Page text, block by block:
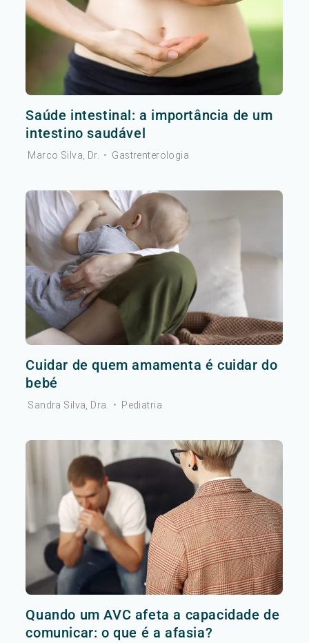
Saúde intestinal: a importância de um
intestino saudável
Marco Silva, Dr. • Gastrenterologia
Cuidar de quem amamenta é cuidar do
bebé
Sandra Silva, Dra. • Pediatria
Quando um AVC afeta a capacidade de
comunicar: o que é a afasia?